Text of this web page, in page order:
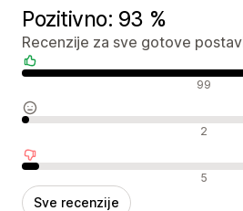
Pozitivno: 93 %
Recenzije za sve gotove
Pozitivne recenzije 99
Neutralne recenzije 2
Negativne recenzije 5
Sve recenzije